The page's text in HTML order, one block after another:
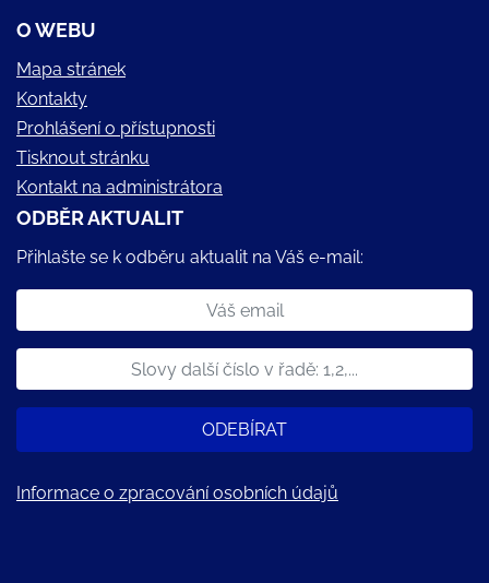
O WEBU
Mapa stránek
Kontakty
Prohlášení o přístupnosti
Tisknout stránku
Kontakt na administrátora
ODBĚR AKTUALIT
Přihlašte se k odběru aktualit na Váš e-mail:
ODEBÍRAT
Informace o zpracování osobních údajů